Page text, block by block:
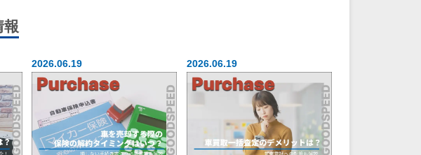
報
2026.06.19 2026.06.19